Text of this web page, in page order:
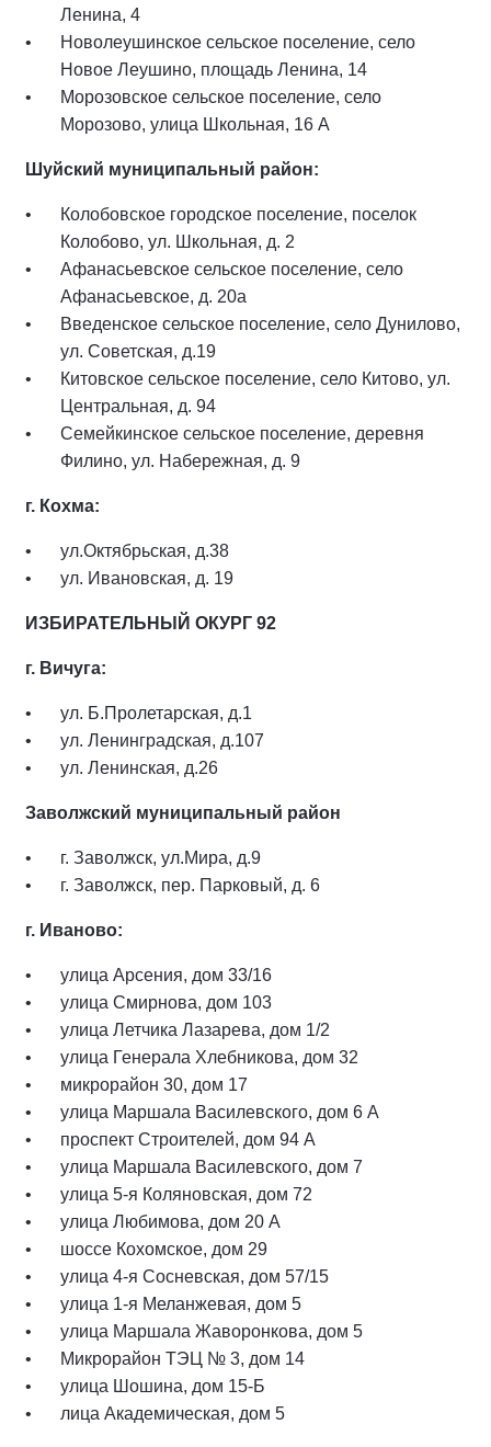
Ленина, 4
Новолеушинское сельское поселение, село
Новое Леушино, площадь Ленина, 14
Морозовское сельское поселение, село
Морозово, улица Школьная, 16 А
Шуйский муниципальный район:
Колобовское городское поселение, поселок
Колобово, ул. Школьная, д. 2
Афанасьевское сельское поселение, село
Афанасьевское, д. 20а
Введенское сельское поселение, село Дунилово,
ул. Советская, д.19
Китовское сельское поселение, село Китово, ул.
Центральная, д. 94
Семейкинское сельское поселение, деревня
Филино, ул. Набережная, д. 9
г. Кохма:
ул.Октябрьская, д.38
ул. Ивановская, д. 19
ИЗБИРАТЕЛЬНЫЙ ОКУРГ 92
г. Вичуга:
ул. Б.Пролетарская, д.1
ул. Ленинградская, д.107
ул. Ленинская, д.26
Заволжский муниципальный район
г. Заволжск, ул.Мира, д.9
г. Заволжск, пер. Парковый, д. 6
г. Иваново:
улица Арсения, дом 33/16
улица Смирнова, дом 103
улица Летчика Лазарева, дом 1/2
улица Генерала Хлебникова, дом 32
микрорайон 30, дом 17
улица Маршала Василевского, дом 6 А
проспект Строителей, дом 94 А
улица Маршала Василевского, дом 7
улица 5-я Коляновская, дом 72
улица Любимова, дом 20 А
шоссе Кохомское, дом 29
улица 4-я Сосневская, дом 57/15
улица 1-я Меланжевая, дом 5
улица Маршала Жаворонкова, дом 5
Микрорайон ТЭЦ № 3, дом 14
улица Шошина, дом 15-Б
лица Академическая, дом 5